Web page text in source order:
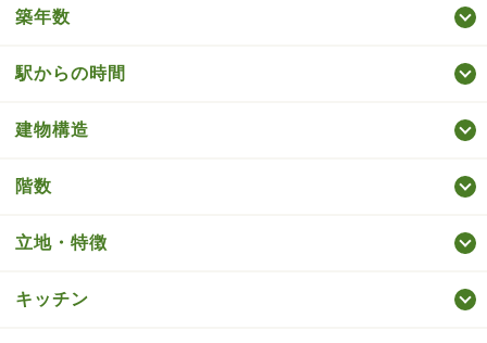
築年数
駅からの時間
建物構造
階数
立地・特徴
キッチン